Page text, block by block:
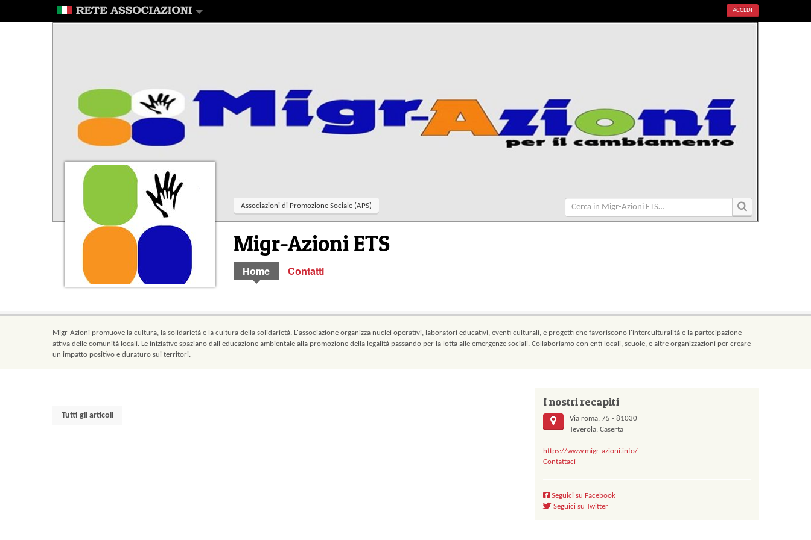
ACCEDI
Associazioni di Promozione Sociale (APS)
Migr-Azioni ETS
Home Contatti
Migr-Azioni promuove la cultura, la solidarietà e la cultura della solidarietà. L'associazione organizza nuclei operativi, laboratori educativi, eventi culturali, e progetti che favoriscono l'interculturalità e la partecipazione
attiva delle comunità locali. Le iniziative spaziano dall'educazione ambientale alla promozione della legalità passando per la lotta alle emergenze sociali. Collaboriamo con enti locali, scuole, e altre organizzazioni per creare
un impatto positivo e duraturo sui territori.
Tutti gli articoli
I nostri recapiti
Via roma, 75 - 81030
Teverola, Caserta
https://www.migr-azioni.info/
Contattaci
Seguici su Facebook
Seguici su Twitter